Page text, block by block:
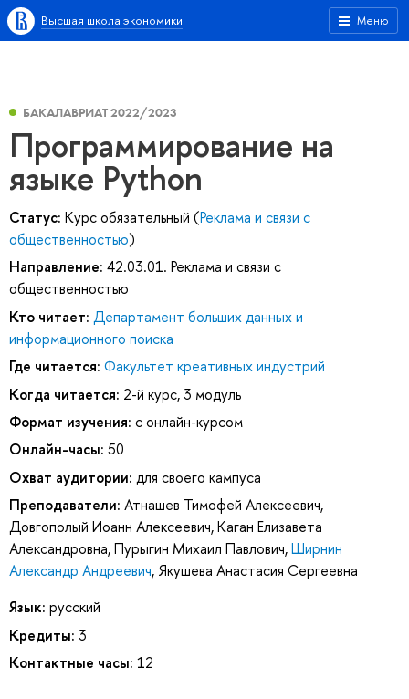
Меню
Высшая школа экономики
БАКАЛАВРИАТ 2022/2023
Программирование на
языке Python
Статус: Курс обязательный (Реклама и связи с
общественностью)
Направление: 42.03.01. Реклама и связи с
общественностью
Кто читает: Департамент больших данных и
информационного поиска
Где читается: Факультет креативных индустрий
Когда читается: 2-й курс, 3 модуль
Формат изучения: с онлайн-курсом
Онлайн-часы: 50
Охват аудитории: для своего кампуса
Преподаватели: Атнашев Тимофей Алексеевич,
Довгополый Иоанн Алексеевич,Каган Елизавета
Александровна,Пурыгин Михаил Павлович,Ширнин
Александр Андреевич, Якушева Анастасия Сергеевна
Язык: русский
Кредиты: 3
Контактные часы: 12